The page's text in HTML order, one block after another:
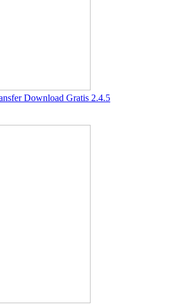
Download Gratis 2.4.5